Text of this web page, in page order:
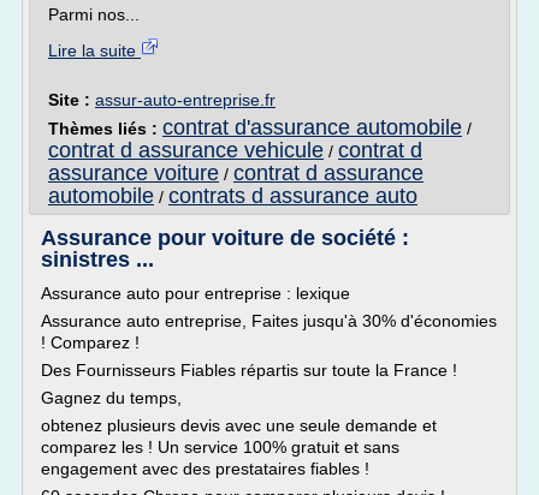
Parmi nos...
Lire la suite
Site : assur-auto-entreprise.fr
Thèmes liés : contrat d'assurance automobile /
contrat d assurance vehicule / contrat d
assurance voiture / contrat d assurance
automobile / contrats d assurance auto
Assurance pour voiture de société :
sinistres ...
Assurance auto pour entreprise : lexique
Assurance auto entreprise, Faites jusqu'à 30% d'économies
! Comparez !
Des Fournisseurs Fiables répartis sur toute la France !
Gagnez du temps,
obtenez plusieurs devis avec une seule demande et
comparez les ! Un service 100% gratuit et sans
engagement avec des prestataires fiables !